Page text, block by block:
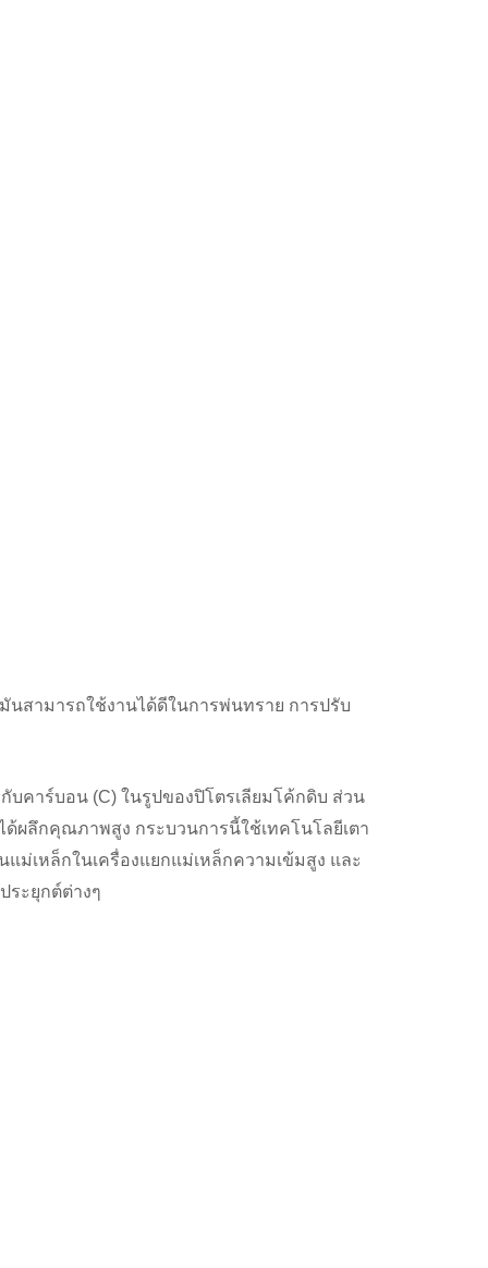
สามารถใช้งานได้ดีในการพ่นทราย การปรับ
คาร์บอน (C) ในรูปของปิโตรเลียมโค้กดิบ ส่วน
ผลึกคุณภาพสูง กระบวนการนี้ใช้เทคโนโลยีเตา
ม่เหล็กในเครื่องแยกแม่เหล็กความเข้มสูง และ
ระยุกต์ต่างๆ